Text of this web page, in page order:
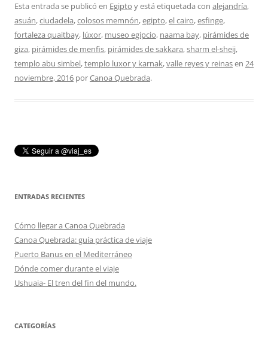
Esta entrada se publicó en Egipto y está etiquetada con alejandría,
asuán,ciudadela,colosos memnón,egipto,el cairo,esfinge,
fortaleza quaitbay, lúxor, museo egipcio, naama bay, pirámides de
giza, pirámides de menfis, pirámides de sakkara,sharm el-sheij,
templo abu simbel,templo luxor y karnak,valle reyes y reinasen 24
noviembre, 2016 porCanoa Quebrada.
ENTRADAS RECIENTES
Cómo llegar a Canoa Quebrada
Canoa Quebrada: guía práctica de viaje
Puerto Banus en el Mediterráneo
Dónde comer durante el viaje
Ushuaia- El tren del fin del mundo.
CATEGORÍAS